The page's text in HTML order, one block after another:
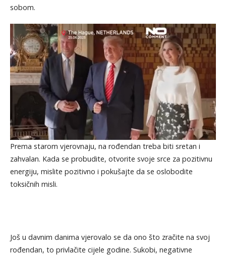
sobom.
Prema starom vjerovnaju, na rođendan treba biti sretan i
zahvalan. Kada se probudite, otvorite svoje srce za pozitivnu
energiju, mislite pozitivno i pokušajte da se oslobodite
toksičnih misli.
Još u davnim danima vjerovalo se da ono što zračite na svoj
rođendan, to privlačite cijele godine. Sukobi, negativne